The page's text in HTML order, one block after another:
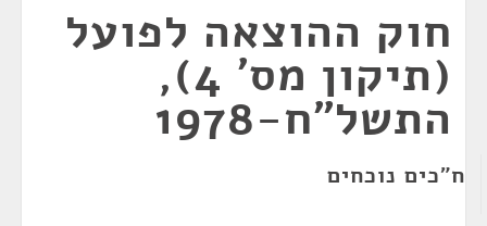
חוק ההוצאה לפועל
(תיקון מס' 4),
התשל"ח-1978
ח"כים נוכחים